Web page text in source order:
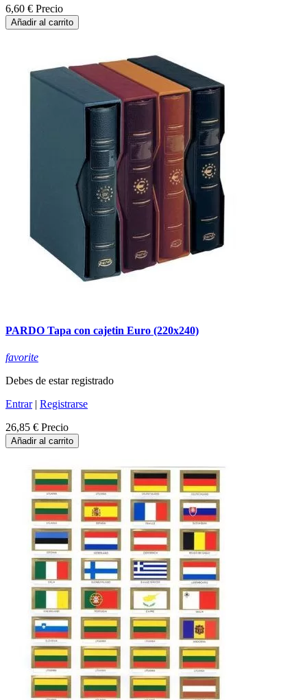
6,60 € Precio
Añadir al carrito
PARDO Tapa con cajetin Euro (220x240)
favorite
Debes de estar registrado
Entrar| Registrarse
26,85 € Precio
Añadir al carrito